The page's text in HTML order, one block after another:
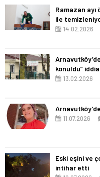
Ramazan
ile
14.02.2026
konuldu”
13.02.2026
11.07.2026
Eski eşini ve
intihar etti